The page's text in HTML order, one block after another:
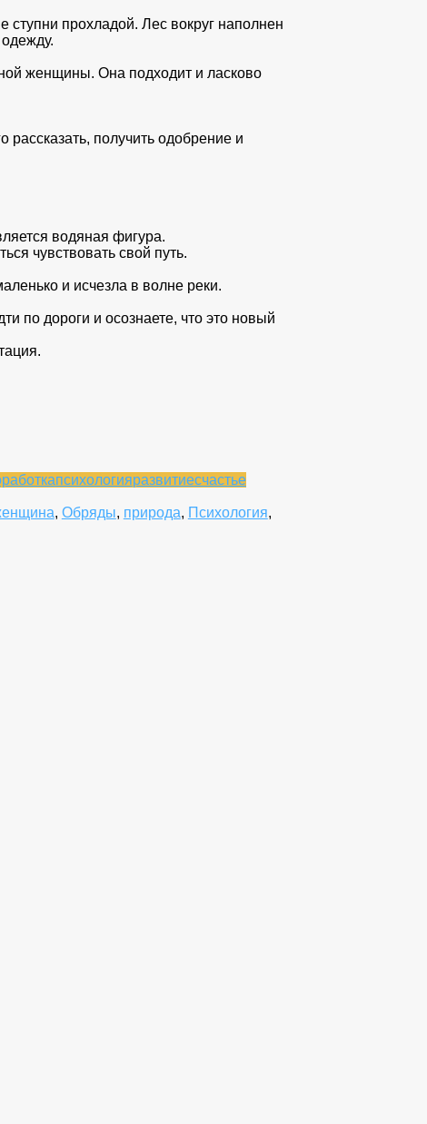
ступни прохладой. Лес вокруг наполнен
женщины. Она подходит и ласково
получить одобрение и
водяная фигура.
чувствовать свой путь.
и исчезла в волне реки.
по дороги и осознаете, что это новый
психологияразвитиесчастье
, Обряды, природа, Психология,